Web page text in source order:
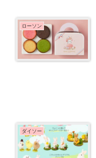
ローソン
ダイソー